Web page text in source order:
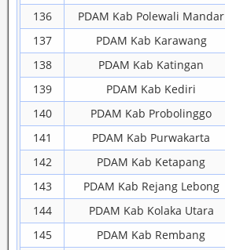
136
PDAM Kab Polewali Mandar
137
PDAM Kab Karawang
138
PDAM Kab Katingan
139
PDAM Kab Kediri
140
PDAM Kab Probolinggo
141
PDAM Kab Purwakarta
142
PDAM Kab Ketapang
143
PDAM Kab Rejang Lebong
144
PDAM Kab Kolaka Utara
145
PDAM Kab Rembang